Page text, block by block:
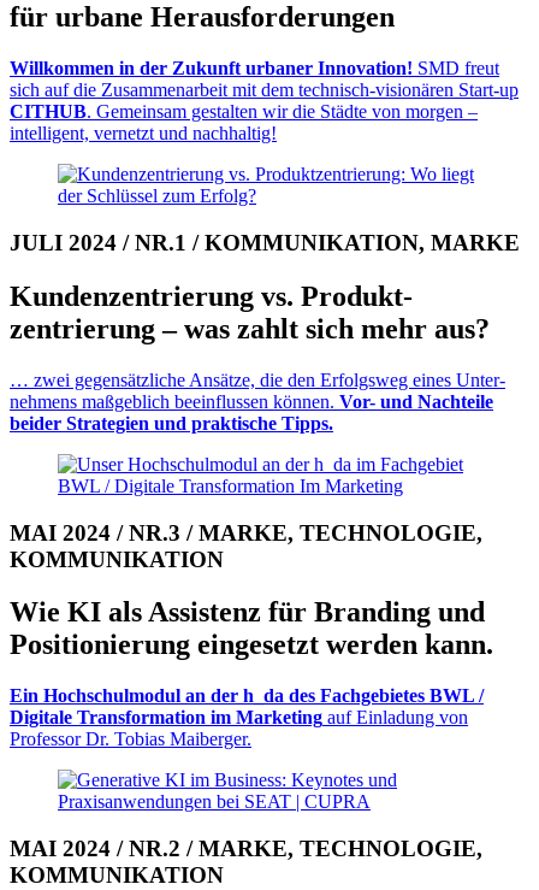
für urbane He­raus­for­de­rungen
Willkommen in der Zukunft urbaner Innovation! SMD freut
sich auf die Zu­sam­men­arbeit mit dem technisch-visionären Start-up
CITHUB. Gemeinsam gestalten wir die Städte von morgen –
intelligent, vernetzt und nachhaltig!
JULI 2024 / NR.1 / KOMMUNIKATION, MARKE
Kunden­zentrierung vs. Produkt­
zentrierung – was zahlt sich mehr aus?
… zwei gegen­sätz­liche Ansätze, die den Erfolgsweg eines Unter­
neh­mens maß­geb­lich be­ein­flussen können. Vor- und Nach­teile
beider Stra­te­gien und prak­tische Tipps.
MAI 2024 / NR.3 / MARKE, TECHNOLOGIE,
KOMMUNIKATION
Wie KI als Assistenz für Branding und
Posi­tio­nie­rung eingesetzt werden kann.
Ein Hochschulmodul an der h_da des Fachgebietes BWL /
Digitale Transformation im Marketing auf Einladung von
Professor Dr. Tobias Maiberger.
MAI 2024 / NR.2 / MARKE, TECHNOLOGIE,
KOMMUNIKATION